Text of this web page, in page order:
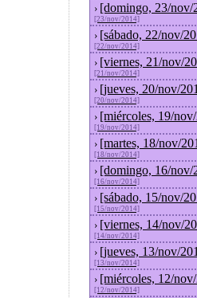
› [domingo, 23/nov/
[23/nov/2014]
› [sábado, 22/nov/
[22/nov/2014]
› [viernes, 21/nov/
[21/nov/2014]
› [jueves, 20/nov/
[20/nov/2014]
› [miércoles, 19/
[19/nov/2014]
› [martes, 18/nov/
[18/nov/2014]
› [domingo, 16/nov/
[16/nov/2014]
› [sábado, 15/nov/
[15/nov/2014]
› [viernes, 14/nov/
[14/nov/2014]
› [jueves, 13/nov/
[13/nov/2014]
› [miércoles, 12/
[12/nov/2014]